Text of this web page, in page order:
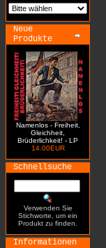
Neue
Produkte
Namenlos - Freiheit,
Gleichheit,
Brüderlichkeit! - LP
14.00EUR
Schnellsuche
Verwenden Sie
Stichworte, um ein
Produkt zu finden.
Informationen